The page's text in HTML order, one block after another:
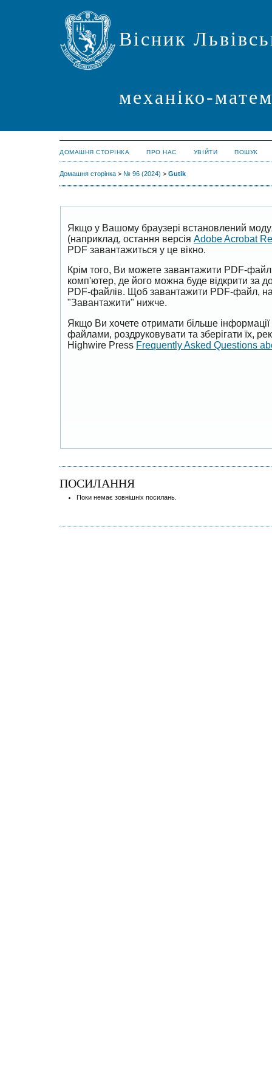
Вісник
механіко-
ДОМАШНЯ СТОРІНКА ПРО НАС УВІЙТИ ПОШУК
Домашня сторінка > № 96 (2024) > Gutik
Якщо у Вашому браузері встановлений
(наприклад, остання версія Adobe Acrobat
PDF завантажиться у це вікно.
Крім того, Ви можете завантажити PDF-
комп'ютер, де його можна буде відкрити за
PDF-файлів. Щоб завантажити PDF-файл,
"Завантажити" нижче.
Якщо Ви хочете отримати більше
файлами, роздруковувати та зберігати їх,
Highwire Press Frequently Asked Questions
ПОСИЛАННЯ
Поки немає зовнішніх посилань.